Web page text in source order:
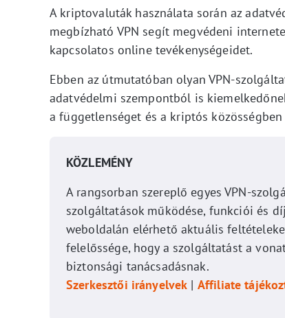
A kriptovaluták használata során az
megbízható VPN segít megvédeni
kapcsolatos online tevékenységeidet.
Ebben az útmutatóban olyan VPN-
adatvédelmi szempontból is
a függetlenséget és a kriptós
KÖZLEMÉNY
A rangsorban szereplő egyes VPN-
szolgáltatások működése, funkciói és
weboldalán elérhető aktuális
felelőssége, hogy a szolgáltatást a
biztonsági tanácsadásnak.
Szerkesztői irányelvek | Affiliate